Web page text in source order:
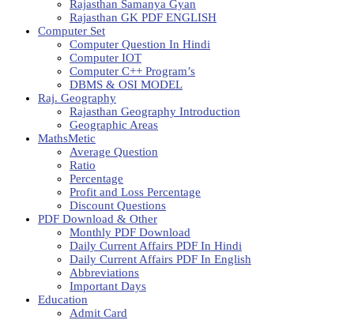
Rajasthan Samanya Gyan
Rajasthan GK PDF ENGLISH
Computer Set
Computer Question In Hindi
Computer IOT
Computer C++ Program’s
DBMS & OSI MODEL
Raj. Geography
Rajasthan Geography Introduction
Geographic Areas
MathsMetic
Average Question
Ratio
Percentage
Profit and Loss Percentage
Discount Questions
PDF Download & Other
Monthly PDF Download
Daily Current Affairs PDF In Hindi
Daily Current Affairs PDF In English
Abbreviations
Important Days
Education
Admit Card